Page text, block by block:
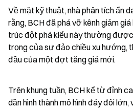
Về mặt kỹ thuật, nhà phân tích ẩn
rằng, BCH đã phá vỡ kênh giảm giá
trúc đột phá kiểu này thường được
trọng của sự đảo chiều xu hướng,
đầu của một đợt tăng giá mới.
Trên khung tuần, BCH kể từ đỉnh
dần hình thành mô hình đáy đôi